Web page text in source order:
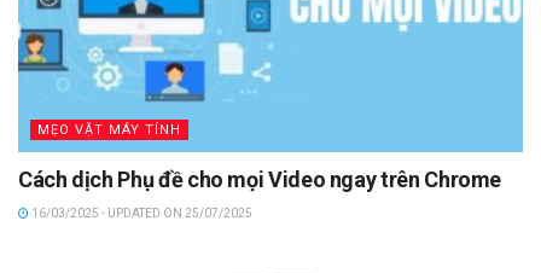
MẸO VẶT MÁY TÍNH
Cách dịch Phụ đề cho mọi Video ngay trên Chrome
16/03/2025 - UPDATED ON 25/07/2025